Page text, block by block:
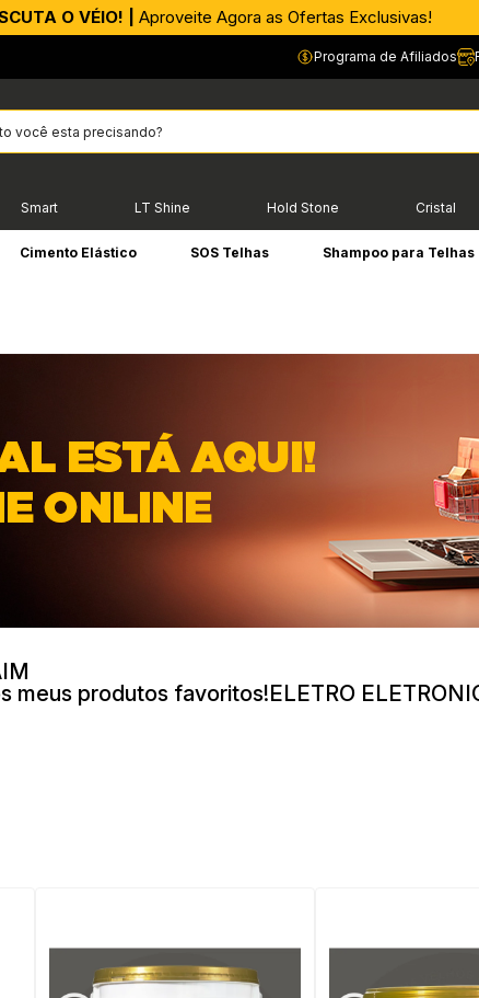
AGORA |PIX parcelado em até 4x sem Juros!*
Programa de Afiliados
Smart LT Shine Hold Stone Cristal
Cimento Elástico SOS Telhas Shampoo para Telhas
meus produtos favoritos!ELETRO